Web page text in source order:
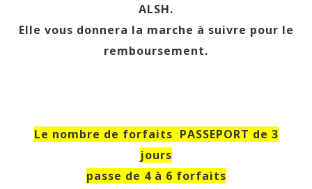
ALSH.
Elle vous donnera la marche à suivre pour le
remboursement.
Le nombre de forfaits PASSEPORT de 3
jours
passe de 4 à 6 forfaits